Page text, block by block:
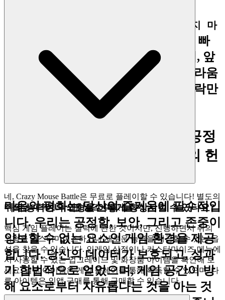
크레이지 마
의 모든 레벨과 전략에 깊이 빠
져드세요. 우리의 플랫폼은 무료이며, 앞
으로도 그럴 것입니다. 조건 없이, 놀라움
없이, 오직 정직하고 믿을 수 있는 오락만
3. 자신감 있게 플레이하세요: 공정
하고 안전한 환경에 대한 우리의 헌
마음의 평화는 당신의 즐거움에 필수적입
니다. 우리는 공정함, 보안, 그리고 존중이
양보할 수 없는 요소인 게임 환경을 제공
합니다. 당신의 데이터가 보호되고, 성과
가 합법적으로 얻었으며, 게임 공간이 방
해 요소로부터 자유롭다는 것을 아는 것
네, Crazy Mouse Battle은 무료로 플레이할 수 있습니다! 별도의
비용 없이 즉시 액션을 즐길 수 있습니다.
쥐의 능력이나 외형을 어떻게 향상시킬 수 있나요?
핵심 게임 플레이는 실력에 관한 것이지만, 진행하면서 쥐의
외형을 커스터마이즈하거나 새로운 능력을 해금할 수 있는 옵
션을 찾을 수 있습니다. 인게임 상점이나 커스터마이즈 메뉴에
서 사용할 수 있는 업그레이드 및 화장품 아이템을 확인해 보
세요. 일부 아이템은 게임 플레이를 통해 획득할 수 있으며, 다
른 아이템은 인앱 구매를 통해 구매할 수 있습니다.